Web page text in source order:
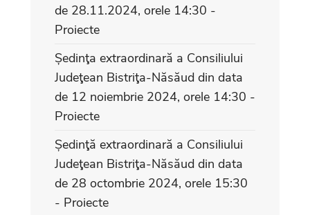
de 28.11.2024, orele 14:30 -
Proiecte
Ședinţa extraordinară a Consiliului
Judeţean Bistriţa-Năsăud din data
de 12 noiembrie 2024, orele 14:30 -
Proiecte
Ședinţă extraordinară a Consiliului
Judeţean Bistriţa-Năsăud din data
de 28 octombrie 2024, orele 15:30
- Proiecte